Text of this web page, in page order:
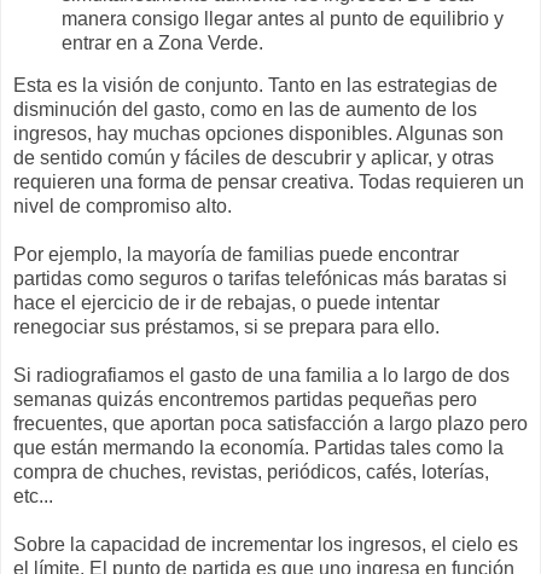
manera consigo llegar antes al punto de equilibrio y
entrar en a Zona Verde.
Esta es la visión de conjunto. Tanto en las estrategias de
disminución del gasto, como en las de aumento de los
ingresos, hay muchas opciones disponibles. Algunas son
de sentido común y fáciles de descubrir y aplicar, y otras
requieren una forma de pensar creativa. Todas requieren un
nivel de compromiso alto.
Por ejemplo, la mayoría de familias puede encontrar
partidas como seguros o tarifas telefónicas más baratas si
hace el ejercicio de ir de rebajas, o puede intentar
renegociar sus préstamos, si se prepara para ello.
Si radiografiamos el gasto de una familia a lo largo de dos
semanas quizás encontremos partidas pequeñas pero
frecuentes, que aportan poca satisfacción a largo plazo pero
que están mermando la economía. Partidas tales como la
compra de chuches, revistas, periódicos, cafés, loterías,
etc...
Sobre la capacidad de incrementar los ingresos, el cielo es
el límite. El punto de partida es que uno ingresa en función